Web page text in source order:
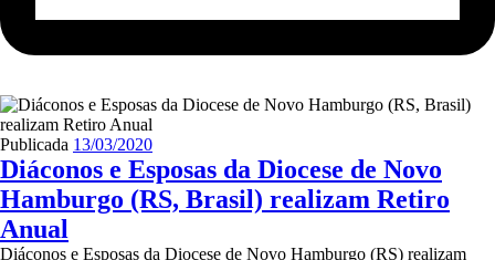
Publicada 13/03/2020
Diáconos e Esposas da Diocese de Novo
Hamburgo (RS, Brasil) realizam Retiro
Anual
Diáconos e Esposas da Diocese de Novo Hamburgo (RS) realizam